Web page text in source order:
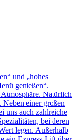
und „hohes
genießen“.
Natürlich
Neben einer großen
uns auch zahlreiche
bei deren
legen. Außerhalb